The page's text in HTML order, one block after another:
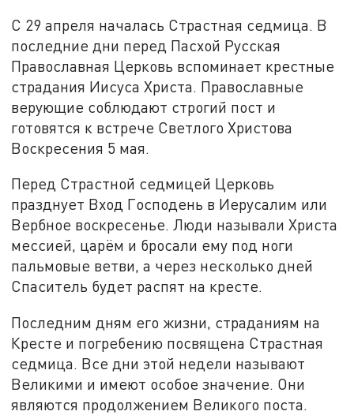
С 29 апреля началась Страстная седмица. В
последние дни перед Пасхой Русская
Православная Церковь вспоминает крестные
страдания Иисуса Христа. Православные
верующие соблюдают строгий пост и
готовятся к встрече Светлого Христова
Воскресения 5 мая.
Перед Страстной седмицей Церковь
празднует Вход Господень в Иерусалим или
Вербное воскресенье. Люди называли Христа
мессией, царём и бросали ему под ноги
пальмовые ветви, а через несколько дней
Спаситель будет распят на кресте.
Последним дням его жизни, страданиям на
Кресте и погребению посвящена Страстная
седмица. Все дни этой недели называют
Великими и имеют особое значение. Они
являются продолжением Великого поста.